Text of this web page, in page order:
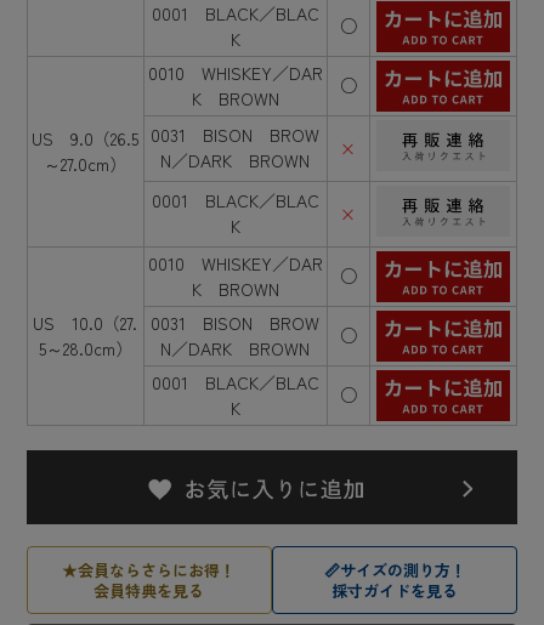
0001 BLACK／BLAC
K
○
US 9.0（26.5
～27.0cm）
0010 WHISKEY／DAR
K BROWN
○
0031 BISON BROW
N／DARK BROWN
×
0001 BLACK／BLAC
K
×
US 10.0（27.
5～28.0cm）
0010 WHISKEY／DAR
K BROWN
○
0031 BISON BROW
N／DARK BROWN
○
0001 BLACK／BLAC
K
○
★会員ならさらにお得！
会員特典を見る
📏サイズの測り方！
採寸ガイドを見る